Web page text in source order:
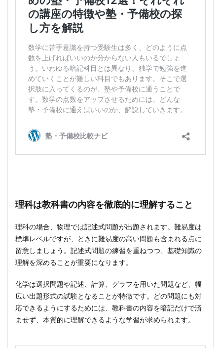
理科は教科書の内容を徹底的に理解すること
理科の場合、物理では記述式問題が出題されます。難易度は
標準レベルですが、ときに難易度の高い問題も含まれる点に
留意しましょう。記述式問題の練習を重ねつつ、基礎知識の
理解を深めることが重要になります。
化学は選択問題や記述、計算、グラフを用いた問題など、幅
広い出題形式の試験となることが特徴です。どの問題にも対
応できるようにするためには、教科書の内容を暗記だけで済
ませず、本質的に理解できるような学習が求められます。